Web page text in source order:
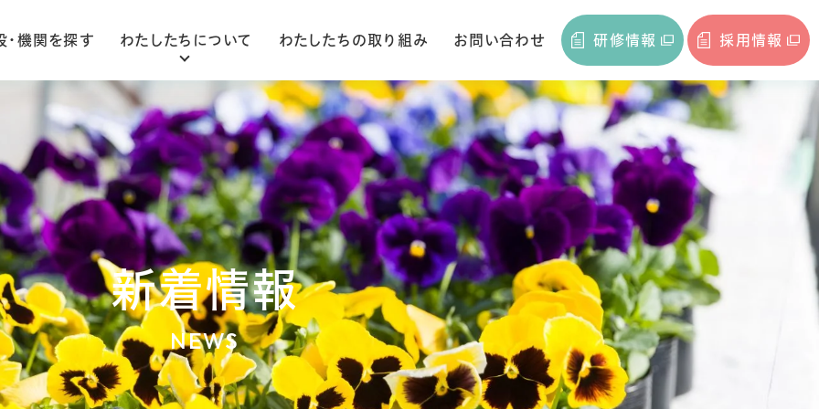
・機関を探す わたしたちについて
ごあいさつ
法人概要
組織図
わたしたちの取り組み お問い合わせ 研修情報 採用情報
新着情報
NEWS